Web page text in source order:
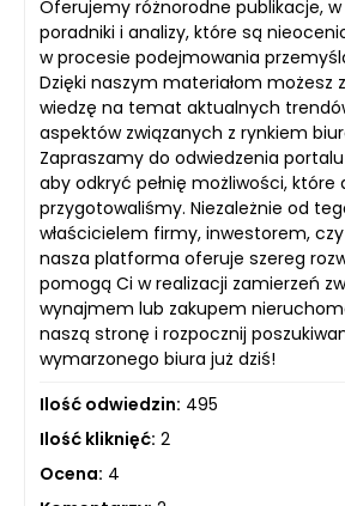
Oferujemy różnorodne publikacje,
poradniki i analizy, które są
w procesie podejmowania
Dzięki naszym materiałom możesz
wiedzę na temat aktualnych
aspektów związanych z rynkiem
Zapraszamy do odwiedzenia
aby odkryć pełnię możliwości, które
przygotowaliśmy. Niezależnie od
właścicielem firmy, inwestorem,
nasza platforma oferuje szereg
pomogą Ci w realizacji zamierzeń
wynajmem lub zakupem
naszą stronę i rozpocznij
wymarzonego biura już dziś!
Ilość odwiedzin: 495
Ilość kliknięć: 2
Ocena: 4